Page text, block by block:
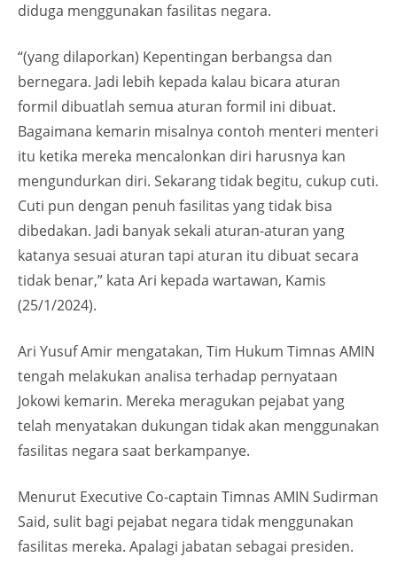
diduga menggunakan fasilitas negara.
“(yang dilaporkan) Kepentingan berbangsa dan
bernegara. Jadi lebih kepada kalau bicara aturan
formil dibuatlah semua aturan formil ini dibuat.
Bagaimana kemarin misalnya contoh menteri menteri
itu ketika mereka mencalonkan diri harusnya kan
mengundurkan diri. Sekarang tidak begitu, cukup cuti.
Cuti pun dengan penuh fasilitas yang tidak bisa
dibedakan. Jadi banyak sekali aturan-aturan yang
katanya sesuai aturan tapi aturan itu dibuat secara
tidak benar,” kata Ari kepada wartawan, Kamis
(25/1/2024).
Ari Yusuf Amir mengatakan, Tim Hukum Timnas AMIN
tengah melakukan analisa terhadap pernyataan
Jokowi kemarin. Mereka meragukan pejabat yang
telah menyatakan dukungan tidak akan menggunakan
fasilitas negara saat berkampanye.
Menurut Executive Co-captain Timnas AMIN Sudirman
Said, sulit bagi pejabat negara tidak menggunakan
fasilitas mereka. Apalagi jabatan sebagai presiden.